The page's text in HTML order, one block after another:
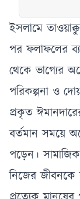
ঈসালে
ইসলামে
পর ফলাফলের
থেকে ভাগ্যের
পরিকল্পনা ও
প্রকৃত
বর্তমান সময়ে
পড়েন।
নিজের জীবনকে